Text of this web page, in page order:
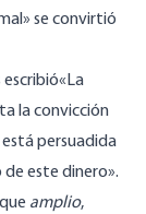
se convirtió
escribió«La
la convicción
persuadida
de este dinero».
amplio,